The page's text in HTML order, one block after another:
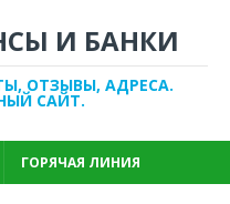
И БАНКИ
ОТЗЫВЫ, АДРЕСА.
САЙТ.
ГОРЯЧАЯ ЛИНИЯ